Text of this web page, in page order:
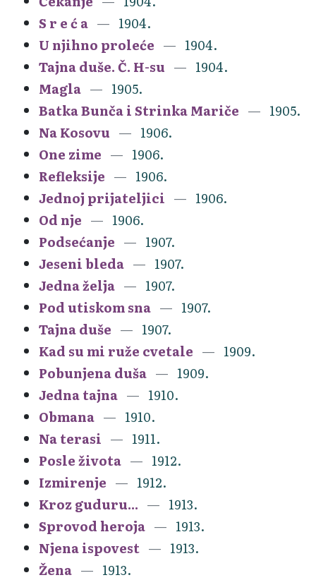
S r e ć a
1904.
U njihno proleće
1904.
Tajna duše. Č. H-su
1904.
Magla
1905.
Batka Bunča i Strinka Mariče
1905.
Na Kosovu
1906.
One zime
1906.
Refleksije
1906.
Jednoj prijateljici
1906.
Od nje
1906.
Podsećanje
1907.
Jeseni bleda
1907.
Jedna želja
1907.
Pod utiskom sna
1907.
Tajna duše
1907.
Kad su mi ruže cvetale
1909.
Pobunjena duša
1909.
Jedna tajna
1910.
Obmana
1910.
Na terasi
1911.
Posle života
1912.
Izmirenje
1912.
Kroz guduru...
1913.
Sprovod heroja
1913.
Njena ispovest
1913.
Žena
1913.